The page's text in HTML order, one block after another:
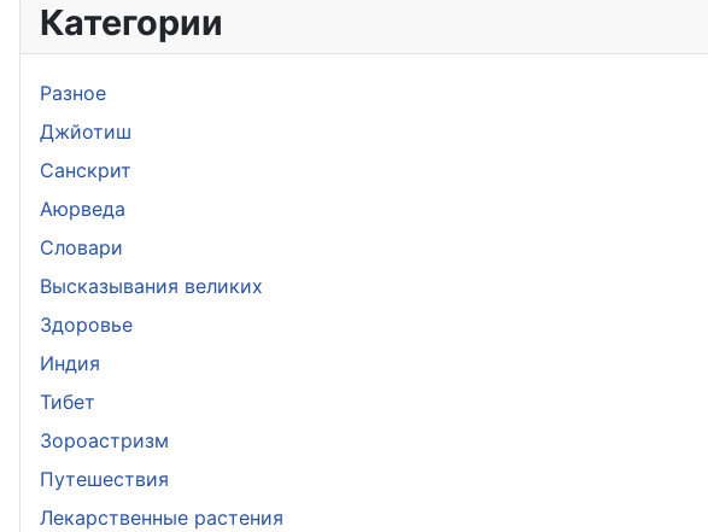
Категории
Разное
Джйотиш
Санскрит
Аюрведа
Словари
Высказывания великих
Здоровье
Индия
Тибет
Зороастризм
Путешествия
Лекарственные растения